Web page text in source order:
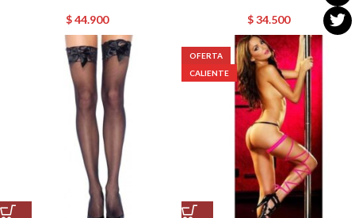
$44.900 $34.500
OFERTA
CALIENTE